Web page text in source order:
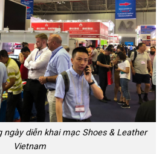
ngày diễn khai mạc Shoes & Leather
Vietnam